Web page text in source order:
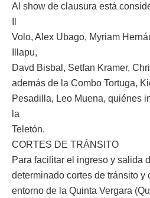
Al show de clausura está
Volo, Alex Ubago, Myriam
Illapu,
Davd Bisbal, Setfan Kramer,
además de la Combo Tortuga,
Pesadilla, Leo Muena, quiénes
la
Teletón.
CORTES DE TRÁNSITO
Para facilitar el ingreso y salida
determinado cortes de tránsito y
entorno de la Quinta Vergara